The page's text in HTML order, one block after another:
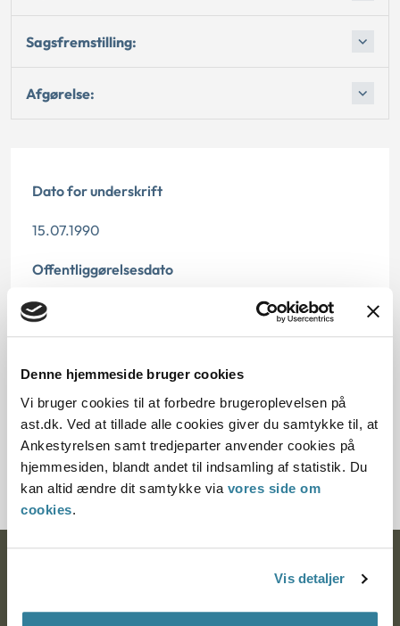
Denne hjemmeside bruger cookies
Vi bruger cookies til at forbedre brugeroplevelsen på
ast.dk. Ved at tillade alle cookies giver du samtykke til, at
Ankestyrelsen samt tredjeparter anvender cookies på
hjemmesiden, blandt andet til indsamling af statistik. Du
kan altid ændre dit samtykke via vores side om
cookies.
Vis detaljer
Sagsfremstilling:
Afgørelse:
Dato for underskrift
15.07.1990
Offentliggørelsesdato
12.07.2013
Journalnummer
20532-89